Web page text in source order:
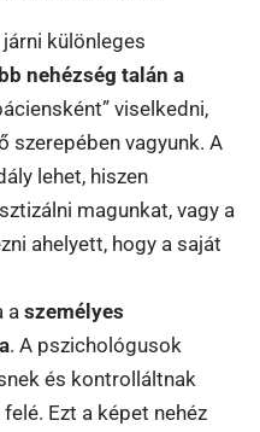
különleges
nehézség talán a
viselkedni,
szerepében vagyunk. A
lehet, hiszen
magunkat, vagy a
ahelyett, hogy a saját
a személyes
. A pszichológusok
és kontrolláltnak
Ezt a képet nehéz